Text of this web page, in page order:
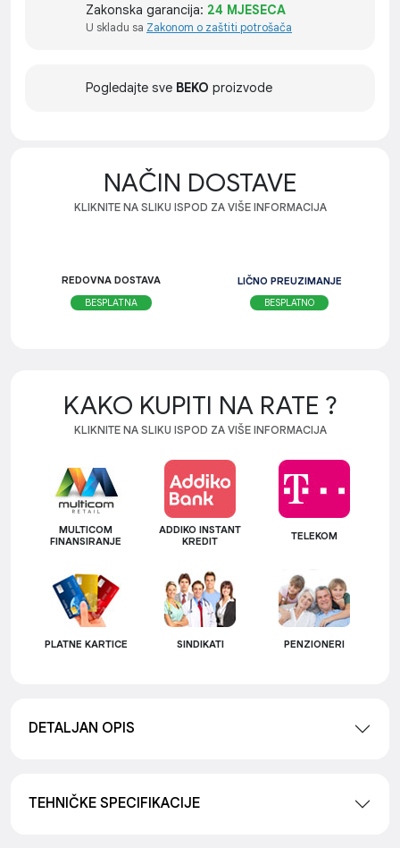
Zakonska garancija: 24 MJESECA
U skladu sa Zakonom o zaštiti potrošača
Pogledajte sve BEKO proizvode
NAČIN DOSTAVE
KLIKNITE NA SLIKU ISPOD ZA VIŠE INFORMACIJA
REDOVNA DOSTAVA
BESPLATNA
LIČNO PREUZIMANJE
BESPLATNO
KAKO KUPITI NA RATE ?
KLIKNITE NA SLIKU ISPOD ZA VIŠE INFORMACIJA
MULTICOM
FINANSIRANJE
ADDIKO INSTANT
KREDIT
TELEKOM
PLATNE KARTICE SINDIKATI PENZIONERI
DETALJAN OPIS
TEHNIČKE SPECIFIKACIJE